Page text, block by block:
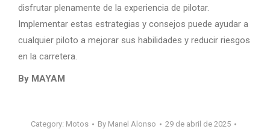
disfrutar plenamente de la experiencia de pilotar.
Implementar estas estrategias y consejos puede ayudar a
cualquier piloto a mejorar sus habilidades y reducir riesgos
en la carretera.
By MAYAM
Category: Motos By Manel Alonso
29 de abril de 2025